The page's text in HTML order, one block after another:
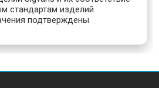
стандартам изделий
подтверждены